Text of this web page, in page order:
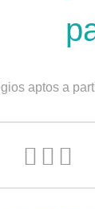
aptos a